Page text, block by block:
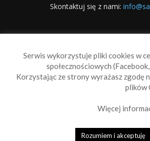
Skontaktuj się z nami:
Reklama
Serwis wykorzystuje pliki cookies w
społecznościowych
Korzystając ze strony wyrażasz zgodę
plików
Więcej
Rozumiem i akceptuję